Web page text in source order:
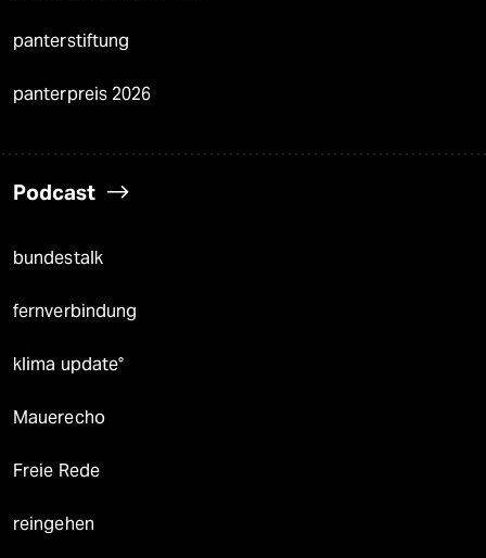
panterstiftung
panterpreis 2026
Podcast
bundestalk
fernverbindung
klima update°
Mauerecho
Freie Rede
reingehen